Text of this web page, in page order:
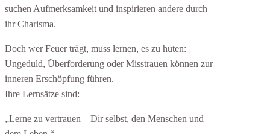
suchen Aufmerksamkeit und inspirieren andere durch
ihr Charisma.
Doch wer Feuer trägt, muss lernen, es zu hüten:
Ungeduld, Überforderung oder Misstrauen können zur
inneren Erschöpfung führen.
Ihre Lernsätze sind:
„Lerne zu vertrauen – Dir selbst, den Menschen und